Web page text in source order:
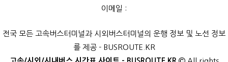
이메일 :
전국 모든 고속버스터미널과 시외버스터미널의 운행 정보 및 노선 정보
를 제공 - BUSROUTE.KR
고속/시외/시내버스 시간표 사이트 - BUSROUTE.KR
All rights